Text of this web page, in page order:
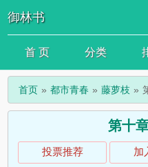
御林书
首 页 分类
首页 都市青春 藤萝枝
第十
投票推荐 加